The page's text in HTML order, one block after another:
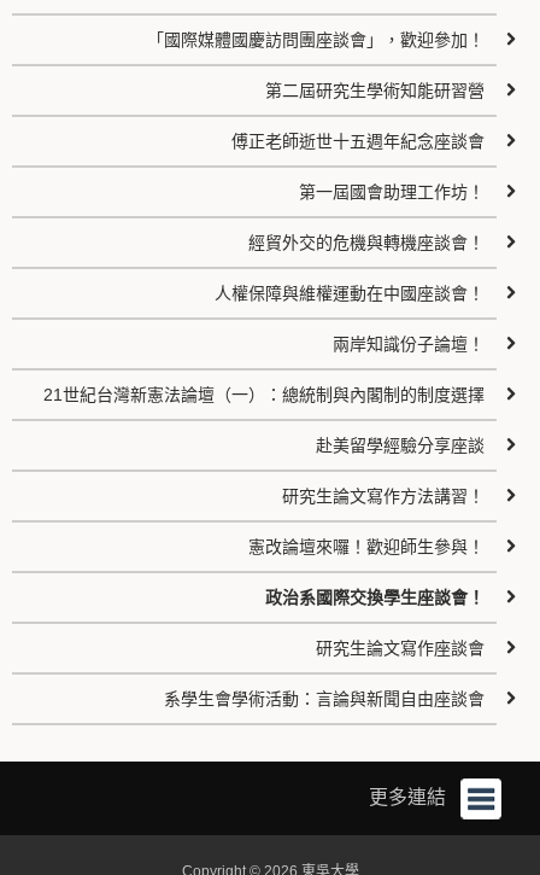
「國際媒體國慶訪問團座談會」，歡迎參加！
第二屆研究生學術知能研習營
傅正老師逝世十五週年紀念座談會
第一屆國會助理工作坊！
經貿外交的危機與轉機座談會！
人權保障與維權運動在中國座談會！
兩岸知識份子論壇！
21世紀台灣新憲法論壇（一）：總統制與內閣制的制度選擇
赴美留學經驗分享座談
研究生論文寫作方法講習！
憲改論壇來囉！歡迎師生參與！
政治系國際交換學生座談會！
研究生論文寫作座談會
系學生會學術活動：言論與新聞自由座談會
更多連結
Copyright © 2026 東吳大學